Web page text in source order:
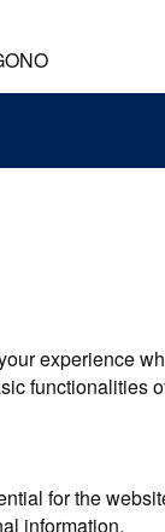
experience
functionalities
for the
information.